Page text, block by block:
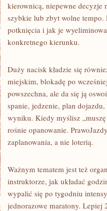
kierownicą, niepewne decyzje
szybkie lub zbyt wolne tempo.
potknięcia i jak je
konkretnego kierunku.
Duży nacisk kładzie się
miejskim, blokadę po
powszechna, ale da się ją
spanie, jedzenie, plan
wyniku. Kiedy myślisz
rośnie opanowanie.
zaplanowania, a nie loterią.
Ważnym tematem jest też
instruktorze, jak układać
wypalić się po tygodniu
jednorazowe maratony. Lepiej